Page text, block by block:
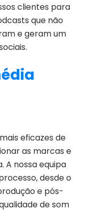
clientes para
que não
e geram um
eficazes de
as marcas e
nossa equipa
desde o
e pós-
de som